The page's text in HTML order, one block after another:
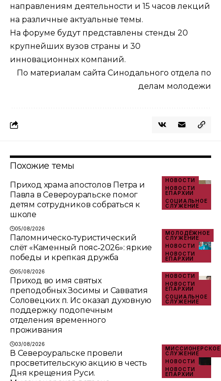
направлениям деятельности и 15 часов лекций
на различные актуальные темы.
На форуме будут представлены стенды 20
крупнейших вузов страны и 30
инновационных компаний.
По материалам сайта Синодального отдела по
делам молодежи
Похожие темы
НОВОСТИ
НОВОСТИ
ЕПАРХИИ
СОЦИАЛЬНОЕ
СЛУЖЕНИЕ
Приход храма апостолов Петра и
Павла в Североуральске помог
детям сотрудников собраться к
школе
05/08/2026
МОЛОДЁЖНОЕ
СЛУЖЕНИЕ
НОВОСТИ
НОВОСТИ
ЕПАРХИИ
Паломническо‑туристический
слёт «Каменный пояс‑2026»: яркие
победы и крепкая дружба
05/08/2026
НОВОСТИ
НОВОСТИ
ЕПАРХИИ
СОЦИАЛЬНОЕ
СЛУЖЕНИЕ
Приход во имя святых
преподобных Зосимы и Савватия
Соловецких п. Ис оказал духовную
поддержку подопечным
отделения временного
проживания
03/08/2026
МИССИОНЕРСКОЕ
СЛУЖЕНИЕ
НОВОСТИ
НОВОСТИ
ЕПАРХИИ
В Североуральске провели
просветительскую акцию в честь
Дня крещения Руси.